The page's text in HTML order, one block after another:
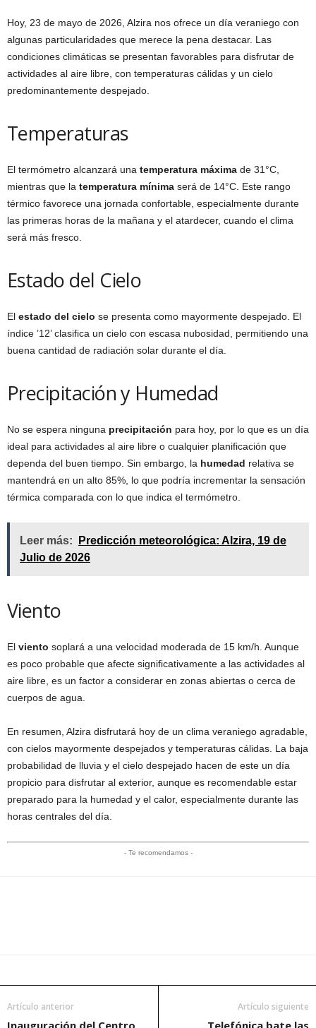
Hoy, 23 de mayo de 2026, Alzira nos ofrece un día veraniego con
algunas particularidades que merece la pena destacar. Las
condiciones climáticas se presentan favorables para disfrutar de
actividades al aire libre, con temperaturas cálidas y un cielo
predominantemente despejado.
Temperaturas
El termómetro alcanzará una temperatura máxima de 31°C,
mientras que la temperatura mínima será de 14°C. Este rango
térmico favorece una jornada confortable, especialmente durante
las primeras horas de la mañana y el atardecer, cuando el clima
será más fresco.
Estado del Cielo
El estado del cielo se presenta como mayormente despejado. El
índice ’12’ clasifica un cielo con escasa nubosidad, permitiendo una
buena cantidad de radiación solar durante el día.
Precipitación y Humedad
No se espera ninguna precipitación para hoy, por lo que es un día
ideal para actividades al aire libre o cualquier planificación que
dependa del buen tiempo. Sin embargo, la humedad relativa se
mantendrá en un alto 85%, lo que podría incrementar la sensación
térmica comparada con lo que indica el termómetro.
Leer más:
Predicción meteorológica: Alzira, 19 de
Julio de 2026
Viento
El viento soplará a una velocidad moderada de 15 km/h. Aunque
es poco probable que afecte significativamente a las actividades al
aire libre, es un factor a considerar en zonas abiertas o cerca de
cuerpos de agua.
En resumen, Alzira disfrutará hoy de un clima veraniego agradable,
con cielos mayormente despejados y temperaturas cálidas. La baja
probabilidad de lluvia y el cielo despejado hacen de este un día
propicio para disfrutar al exterior, aunque es recomendable estar
preparado para la humedad y el calor, especialmente durante las
horas centrales del día.
- Te recomendamos -
Artículo anterior Artículo siguiente